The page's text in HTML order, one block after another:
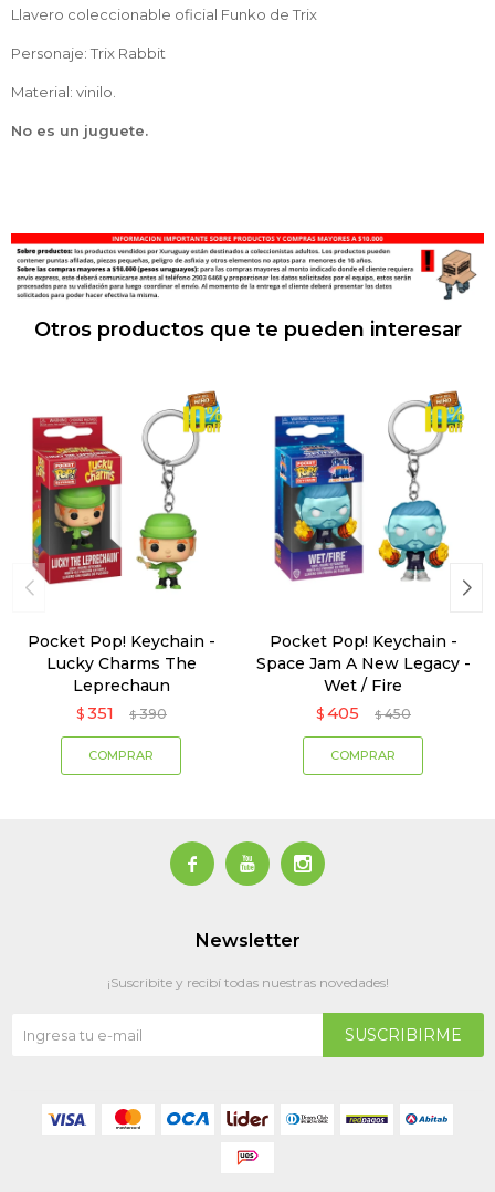
Llavero coleccionable oficial Funko de Trix
Personaje: Trix Rabbit
Material: vinilo.
No es un juguete.
Otros productos que te pueden interesar
Pocket Pop! Keychain -
Lucky Charms The
Leprechaun
$ 351 $ 390
Pocket Pop! Keychain -
Space Jam A New Legacy -
Wet / Fire
$ 405 $ 450
  
Newsletter
¡Suscribite y recibí todas nuestras novedades!
SUSCRIBIRME